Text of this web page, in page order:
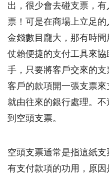
出，很少會去碰支票，
票！可是在商場上立足
金錢數目龐大，那有時
仗賴便捷的支付工具來
手，只要將客戶交來的
客戶的款項開一張支票
就由往來的銀行處理。
到空頭支票。
空頭支票通常是指這紙
有支付款項的功用，原